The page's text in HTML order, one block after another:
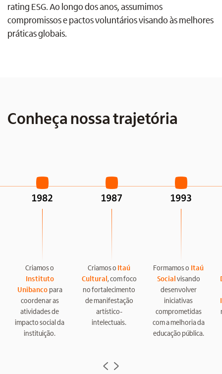
rating ESG. Ao longo dos anos, assumimos
compromissos e pactos voluntários visando às melhores
práticas globais.
Conheça nossa trajetória
1982
Criamos o
Instituto
Unibanco para
coordenar as
atividades de
impacto social da
instituição.
1987
Criamos o Itaú
Cultural, com foco
no fortalecimento
de manifestação
artístico-
intelectuais.
1993
Formamos o Itaú
Socialvisando
desenvolver
iniciativas
comprometidas
com a melhoria da
educação pública.